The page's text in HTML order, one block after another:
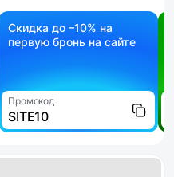
Скидка до –10% на
первую бронь на сайте
Промокод
SITE10